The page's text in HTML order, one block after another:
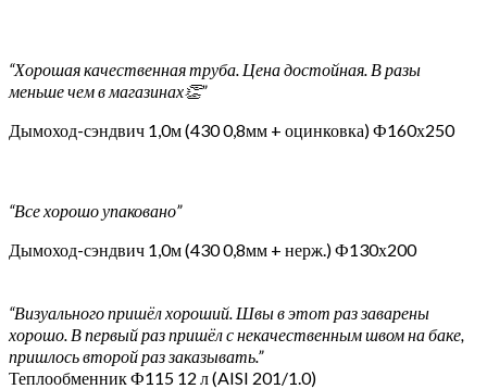
“Хорошая качественная труба. Цена достойная. В разы
меньше чем в магазинах👏”
Дымоход-сэндвич 1,0м (430 0,8мм + оцинковка) Ф160х250
“Все хорошо упаковано”
Дымоход-сэндвич 1,0м (430 0,8мм + нерж.) Ф130х200
“Визуального пришёл хороший. Швы в этот раз заварены
хорошо. В первый раз пришёл с некачественным швом на баке,
пришлось второй раз заказывать.”
Теплообменник Ф115 12 л (AISI 201/1.0)